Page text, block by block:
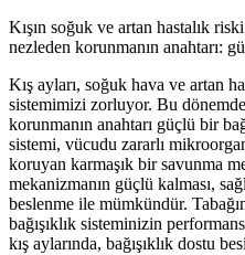
Kışın soğuk ve artan hastalık
nezleden korunmanın anahtarı:
Kış ayları, soğuk hava ve artan
sistemimizi zorluyor. Bu
korunmanın anahtarı güçlü bir
sistemi, vücudu zararlı
koruyan karmaşık bir savunma
mekanizmanın güçlü kalması,
beslenme ile mümkündür.
bağışıklık sisteminizin
kış aylarında, bağışıklık dostu